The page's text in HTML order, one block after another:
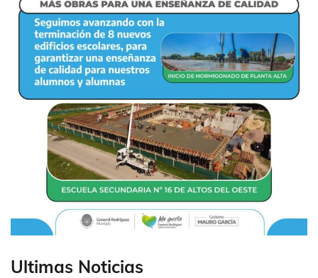
Ultimas Noticias